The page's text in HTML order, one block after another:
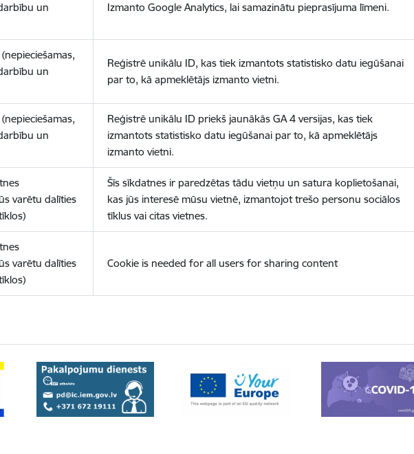
un
Izmanto Google Analytics, lai samazinātu pieprasījuma līmeni.
un
Reģistrē unikālu ID, kas tiek izmantots statistisko datu iegūšanai
par to, kā apmeklētājs izmanto vietni.
un
Reģistrē unikālu ID priekš jaunākās GA 4 versijas, kas tiek
izmantots statistisko datu iegūšanai par to, kā apmeklētājs
izmanto vietni.
varētu dalīties
Šīs sīkdatnes ir paredzētas tādu vietņu un satura koplietošanai,
kas jūs interesē mūsu vietnē, izmantojot trešo personu sociālos
tīklus vai citas vietnes.
varētu dalīties
Cookie is needed for all users for sharing content